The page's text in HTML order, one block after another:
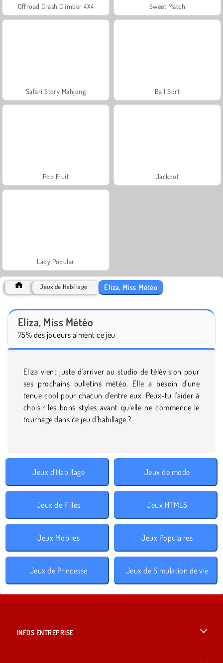
Offroad Crash Climber 4X4 Sweet Match
Safari Story Mahjong Ball Sort
Pop Fruit Jackpot
Lady Popular
Jeux de Habillage Eliza, Miss Météo
Eliza, Miss Météo
75% des joueurs aiment ce jeu
Eliza vient juste d'arriver au studio de télévision pour
ses prochains bulletins météo. Elle a besoin d'une
tenue cool pour chacun d'entre eux. Peux-tu l'aider à
choisir les bons styles avant qu'elle ne commence le
tournage dans ce jeu d'habillage ?
Jeux d'Habillage Jeux de mode
Jeux de Filles Jeux HTML5
Jeux Mobiles Jeux Populaires
Jeux de Princesse Jeux de Simulation de vie
INFOS ENTREPRISE